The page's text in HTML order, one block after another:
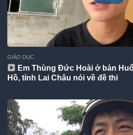
GIÁO DỤC
Em Thùng Đức Hoài ở bản
Hồ, tỉnh Lai Châu nói về đề thi